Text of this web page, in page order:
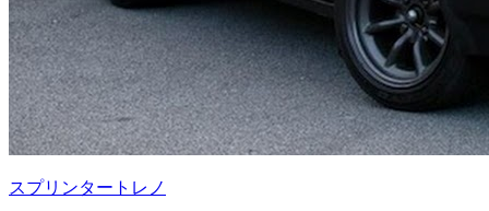
スプリンタートレノ